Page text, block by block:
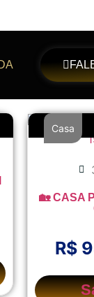
Casa
🏡 CASA
R$